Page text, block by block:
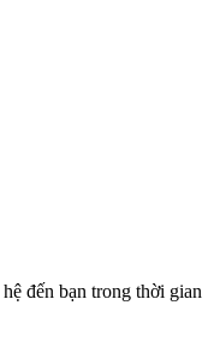
đến bạn trong thời gian